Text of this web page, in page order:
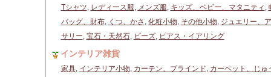
Tシャツ, レディース服, メンズ服, キッズ、ベビー、マタニティ ,
バッグ、財布, くつ、かさ , 化粧小物, その他小物, ジュエリー、
サリー, 宝石・天然石, ビーズ, ピアス・イアリング
インテリア雑貨
家具, インテリア小物, カーテン、ブラインド, カーペット、じゅ